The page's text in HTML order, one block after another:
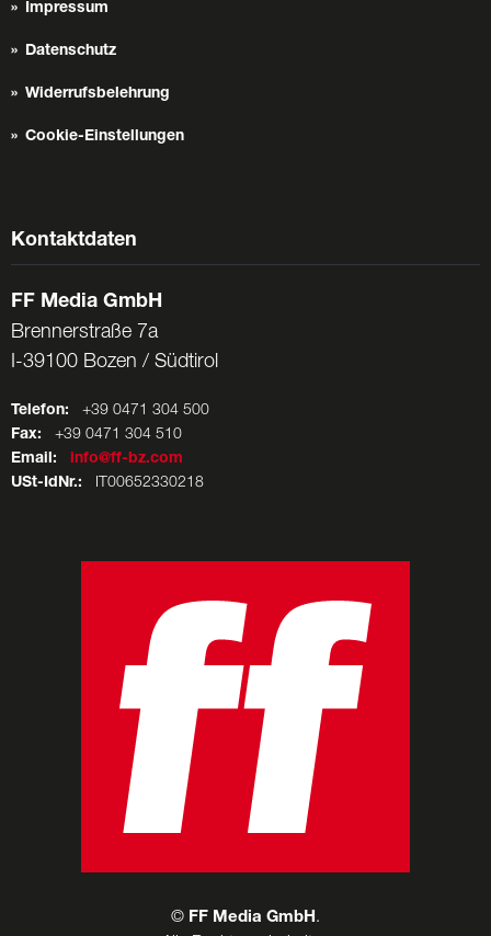
Impressum
Datenschutz
Widerrufsbelehrung
Cookie-Einstellungen
Kontaktdaten
FF Media GmbH
Brennerstraße 7a
I-39100 Bozen / Südtirol
Telefon: +39 0471 304 500
Fax: +39 0471 304 510
Email:
info@ff-bz.com
USt-IdNr.: IT00652330218
© FF Media GmbH .